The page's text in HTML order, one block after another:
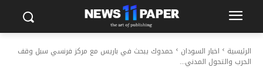
الرئيسية اخبار السودان
حمدوك يبحث في باريس مع مركز فرنسي سبل وقف
الحرب والتحول المدني...